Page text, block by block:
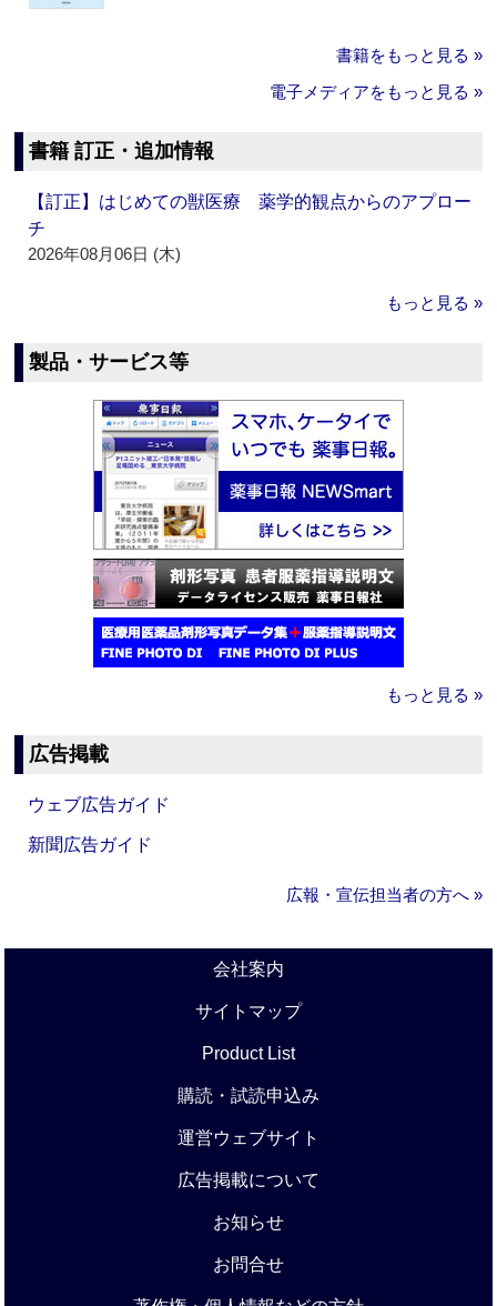
書籍をもっと見る »
電子メディアをもっと見る »
書籍 訂正・追加情報
【訂正】はじめての獣医療 薬学的観点からのアプロー
チ
2026年08月06日 (木)
もっと見る »
製品・サービス等
もっと見る »
広告掲載
ウェブ広告ガイド
新聞広告ガイド
広報・宣伝担当者の方へ »
会社案内
サイトマップ
Product List
購読・試読申込み
運営ウェブサイト
広告掲載について
お知らせ
お問合せ